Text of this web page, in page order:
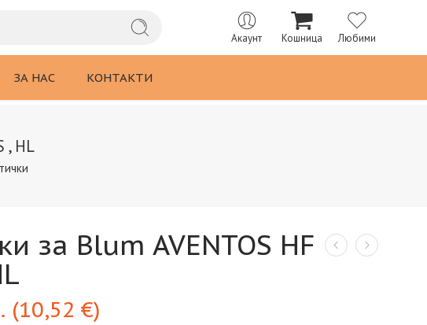
Акаунт Кошница Любими
ЗА НАС КОНТАКТИ
, HL
за Blum AVENTOS HF
(10,52 €)